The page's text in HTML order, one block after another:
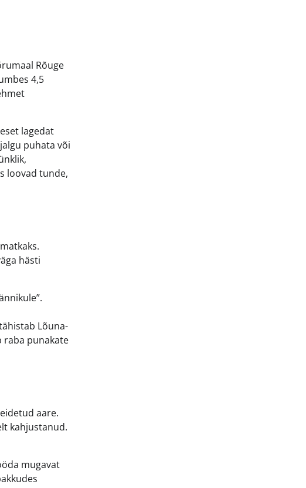
Rõuge
4,5
lagedat
puhata või
loovad tunde,
hästi
Lõuna-
raba punakate
aare.
kahjustanud.
mugavat